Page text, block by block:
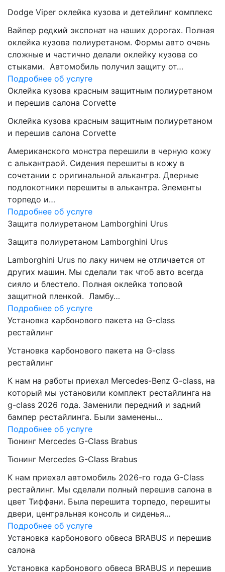
Dodge Viper оклейка кузова и детейлинг комплекс
Вайпер редкий экспонат на наших дорогах. Полная
оклейка кузова полиуретаном. Формы авто очень
сложные и частично делали оклейку кузова со
стыками. Автомобиль получил защиту от…
Подробнее об услуге
Оклейка кузова красным защитным полиуретаном
и перешив салона Corvette
Оклейка кузова красным защитным полиуретаном
и перешив салона Corvette
Американского монстра перешили в черную кожу
с алькантраой. Сидения перешиты в кожу в
сочетании с оригинальной алькантра. Дверные
подлокотники перешиты в алькантра. Элементы
торпедо и…
Подробнее об услуге
Защита полиуретаном Lamborghini Urus
Защита полиуретаном Lamborghini Urus
Lamborghini Urus по лаку ничем не отличается от
других машин. Мы сделали так чтоб авто всегда
сияло и блестело. Полная оклейка топовой
защитной пленкой. Ламбу…
Подробнее об услуге
Установка карбонового пакета на G-class
рестайлинг
Установка карбонового пакета на G-class
рестайлинг
К нам на работы приехал Mercedes-Benz G-class, на
который мы установили комплект рестайлинга на
g-class 2026 года. Заменили передний и задний
бампер рестайлинга. Были заменены…
Подробнее об услуге
Тюнинг Mercedes G-Class Brabus
Тюнинг Mercedes G-Class Brabus
К нам приехал автомобиль 2026-го года G-Class
рестайлинг. Мы сделали полный перешив салона в
цвет Тиффани. Была перешита торпедо, перешиты
двери, центральная консоль и сиденья…
Подробнее об услуге
Установка карбонового обвеса BRABUS и перешив
салона
Установка карбонового обвеса BRABUS и перешив